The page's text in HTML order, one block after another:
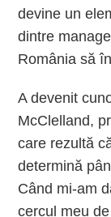
devine un
dintre
România să
A devenit
McClelland,
care rezultă
determină
Când mi-am
cercul meu